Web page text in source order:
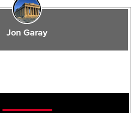
Jon Garay